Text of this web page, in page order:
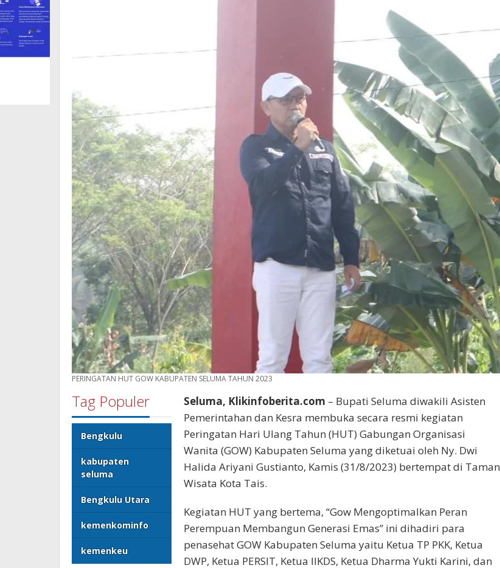
PERINGATAN HUT GOW KABUPATEN SELUMA TAHUN 2023
Tag Populer
Bengkulu
kabupaten
seluma
Bengkulu Utara
kemenkominfo
kemenkeu
Seluma, Klikinfoberita.com – Bupati Seluma diwakili Asisten
Pemerintahan dan Kesra membuka secara resmi kegiatan
Peringatan Hari Ulang Tahun (HUT) Gabungan Organisasi
Wanita (GOW) Kabupaten Seluma yang diketuai oleh Ny. Dwi
Halida Ariyani Gustianto, Kamis (31/8/2023) bertempat di Taman
Wisata Kota Tais.
Kegiatan HUT yang bertema, “Gow Mengoptimalkan Peran
Perempuan Membangun Generasi Emas” ini dihadiri para
penasehat GOW Kabupaten Seluma yaitu Ketua TP PKK, Ketua
DWP, Ketua PERSIT, Ketua IIKDS, Ketua Dharma Yukti Karini, dan